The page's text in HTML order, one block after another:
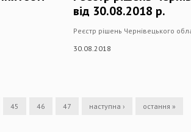
від 30.08.2018 р.
Реєстр рішень Чернівецького
30.08.2018
45 46 47 наступна › остання »